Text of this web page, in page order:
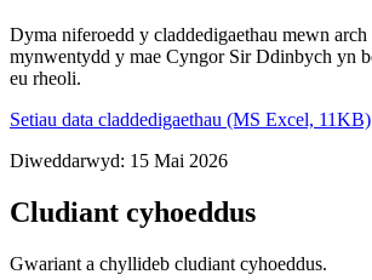
Dyma niferoedd y claddedigaethau mewn
mynwentydd y mae Cyngor Sir Ddinbych yn
eu rheoli.
Setiau data claddedigaethau (MS Excel, 11KB)
Diweddarwyd: 15 Mai 2026
Cludiant cyhoeddus
Gwariant a chyllideb cludiant cyhoeddus.